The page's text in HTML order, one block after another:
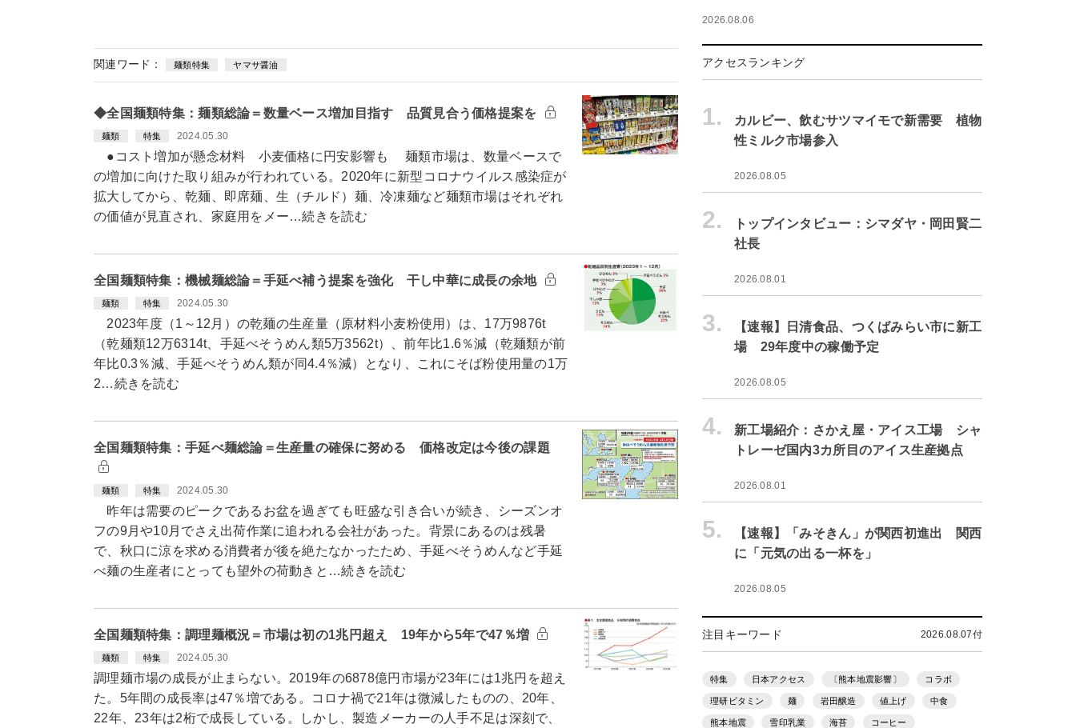
関連ワード： 麺類特集 ヤマサ醤油
◆全国麺類特集：麺類総論＝数量ベース増加目指す 品質見合う価格提案を
麺類 特集 2024.05.30
●コスト増加が懸念材料 小麦価格に円安影響も 麺類市場は、数量ベースで
の増加に向けた取り組みが行われている。2020年に新型コロナウイルス感染症が
拡大してから、乾麺、即席麺、生（チルド）麺、冷凍麺など麺類市場はそれぞれ
の価値が見直され、家庭用をメー…続きを読む
全国麺類特集：機械麺総論＝手延べ補う提案を強化 干し中華に成長の余地
麺類 特集 2024.05.30
2023年度（1～12月）の乾麺の生産量（原材料小麦粉使用）は、17万9876t
（乾麺類12万6314t、手延べそうめん類5万3562t）、前年比1.6％減（乾麺類が前
年比0.3％減、手延べそうめん類が同4.4％減）となり、これにそば粉使用量の1万
2…続きを読む
全国麺類特集：手延べ麺総論＝生産量の確保に努める 価格改定は今後の課題
麺類 特集 2024.05.30
昨年は需要のピークであるお盆を過ぎても旺盛な引き合いが続き、シーズンオ
フの9月や10月でさえ出荷作業に追われる会社があった。背景にあるのは残暑
で、秋口に涼を求める消費者が後を絶たなかったため、手延べそうめんなど手延
べ麺の生産者にとっても望外の荷動きと…続きを読む
全国麺類特集：調理麺概況＝市場は初の1兆円超え 19年から5年で47％増
麺類 特集 2024.05.30
調理麺市場の成長が止まらない。2019年の6878億円市場が23年には1兆円を超え
た。5年間の成長率は47％増である。コロナ禍で21年は微減したものの、20年、
22年、23年は2桁で成長している。しかし、製造メーカーの人手不足は深刻で、
2026.08.06
アクセスランキング
1.
カルビー、飲むサツマイモで新需要 植物
性ミルク市場参入
2026.08.05
2.
トップインタビュー：シマダヤ・岡田賢二
社長
2026.08.01
3.
【速報】日清食品、つくばみらい市に新工
場 29年度中の稼働予定
2026.08.05
4.
新工場紹介：さかえ屋・アイス工場 シャ
トレーゼ国内3カ所目のアイス生産拠点
2026.08.01
5.
【速報】「みそきん」が関西初進出 関西
に「元気の出る一杯を」
2026.08.05
注目キーワード 2026.08.07付
特集 日本アクセス 〔熊本地震影響〕 コラボ
理研ビタミン 麺 岩田醸造 値上げ 中食
熊本地震 雪印乳業 海苔 コーヒー